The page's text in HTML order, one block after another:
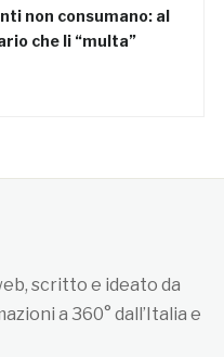
non consumano: al
che li “multa”
scritto e ideato da
a 360° dall’Italia e